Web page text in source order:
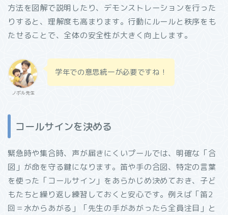
方法を図解で説明したり、デモンストレーションを行った
りすると、理解度も高まります。行動にルールと秩序をも
たせることで、全体の安全性が大きく向上します。
ノボル先生
学年での意思統一が必要ですね！
コールサインを決める
緊急時や集合時、声が届きにくいプールでは、明確な「合
図」が命を守る鍵になります。笛や手の合図、特定の言葉
を使った「コールサイン」をあらかじめ決めておき、子ど
もたちと繰り返し練習しておくと安心です。例えば「笛2
回＝水からあがる」「先生の手があがったら全員注目」と